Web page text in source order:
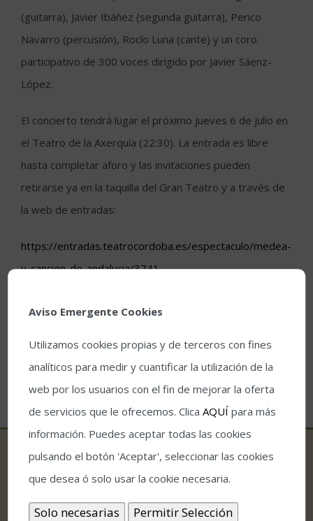
(guitarra), Javier Ibáñez (segunda guitarra), Perico
Navarro (percusión), Rocío Luna (cante) y un coro
participativo de 300 voces dirigido por Javier Sáenz-
López.
El concierto tendrá lugar el próximo jueves 6 de julio en
el Teatro de la Axerquía (22:30). La entrada es libre
hasta completar aforo y las invitaciones pueden
retirarse ya en la taquilla del Gran Teatro y a través de
la web de entradas:
https://entradas.teatrocordoba.es/espectaculo/medea-
y-cancion-de-andalucia/3741
Más información en www.guitarracordoba.es
CONTACTO
Aviso Emergente Cookies
Utilizamos cookies propias y de terceros con fines
analíticos para medir y cuantificar la utilización de la
web por los usuarios con el fin de mejorar la oferta
de servicios que le ofrecemos. ClicaAQUÍ para más
información. Puedes aceptar todas las cookies
pulsando el botón 'Aceptar', seleccionar las cookies
que desea ó solo usar la cookie necesaria.